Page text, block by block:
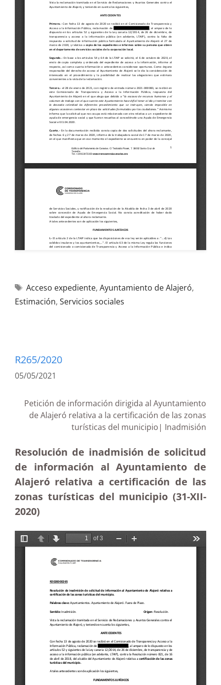
Acceso expediente, Ayuntamiento de Alajeró,
Estimación, Servicios sociales
R265/2020
05/05/2021
Petición de información dirigida al Ayuntamiento
de Alajeró relativa a la certificación de las zonas
turísticas del municipio| Inadmisión
Resolución de inadmisión de solicitud
de información al Ayuntamiento de
Alajeró relativa a certificación de las
zonas turísticas del municipio (31-XII-
2020)